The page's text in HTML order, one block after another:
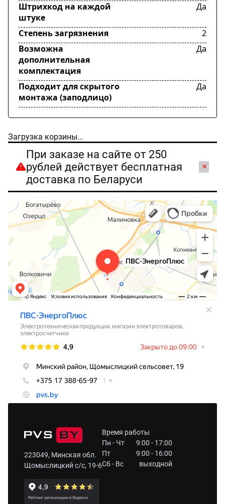
Штрихкод на каждой
штуке
Да
Степень загрязнения
2
Возможна
дополнительная
комплектация
Да
Подходит для скрытого
монтажа (заподлицо)
Да
Загрузка корзины...
При заказе на сайте от 250
рублей действует бесплатная
доставка по Беларуси
×
223049, Минская обл.
Щомыслицкий с/с, 19-6
Время работы
Пн - Чт
9:00 - 17:00
Пт
9:00 - 16:00
Сб - Вс
выходной